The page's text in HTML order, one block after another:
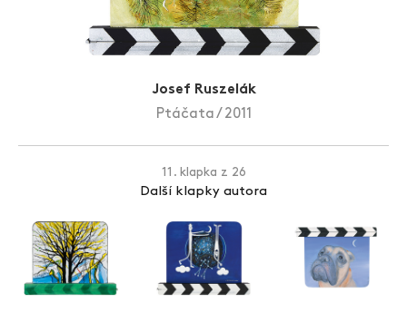
Josef Ruszelák
Ptáčata / 2011
11. klapka z 26
Další klapky autora